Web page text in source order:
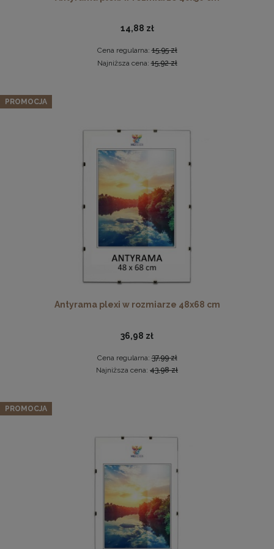
10,19 zł
DO KOSZYKA
DO KOSZYKA
Okrągła pufa z przeszyciami LIVIA w kolorze szarym –
159,99 zł
Cena regularna:199,99 zł
Najniższa cena:
DO KOSZYKA
Zestaw 3 szt. antyram w rozmiarze 40 x 40 cm
36,57 zł
Cena regularna:
Najniższa cena:
38,49 zł
DO KOSZYKA
14,88 zł
Cena regularna:15,95 zł
Najniższa cena:15,92 zł
Antyrama plexi w rozmiarze 48x68 cm
36,98 zł
Cena regularna:37,99 zł
Najniższa cena: 43,98 zł
PROMOCJA
PROMOCJA